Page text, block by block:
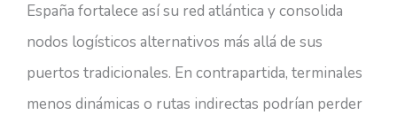
España fortalece así su red atlántica y consolida
nodos logísticos alternativos más allá de sus
puertos tradicionales. En contrapartida, terminales
menos dinámicas o rutas indirectas podrían perder